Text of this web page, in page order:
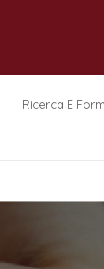
Ricerca E